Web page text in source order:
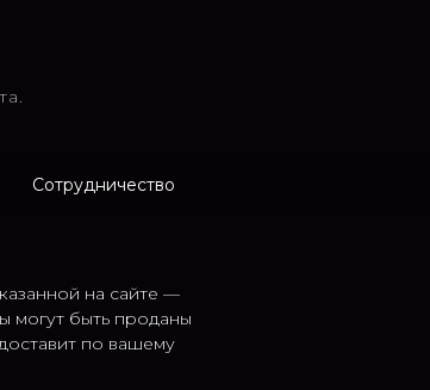
Сотрудничество
на сайте —
могут быть проданы
по вашему